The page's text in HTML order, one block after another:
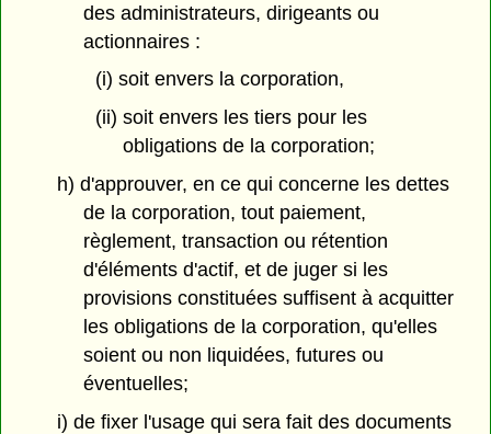
des administrateurs, dirigeants ou
actionnaires :
(i) soit envers la corporation,
(ii) soit envers les tiers pour les
obligations de la corporation;
h) d'approuver, en ce qui concerne les dettes
de la corporation, tout paiement,
règlement, transaction ou rétention
d'éléments d'actif, et de juger si les
provisions constituées suffisent à acquitter
les obligations de la corporation, qu'elles
soient ou non liquidées, futures ou
éventuelles;
i) de fixer l'usage qui sera fait des documents